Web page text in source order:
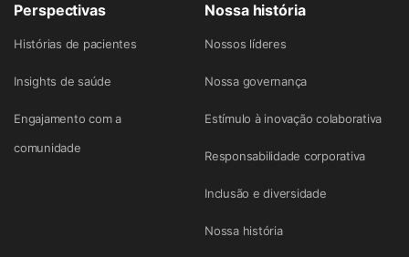
Perspectivas
Histórias de pacientes
Insights de saúde
Engajamento com a
comunidade
Nossa história
Nossos líderes
Nossa governança
Estímulo à inovação colaborativa
Responsabilidade corporativa
Inclusão e diversidade
Nossa história